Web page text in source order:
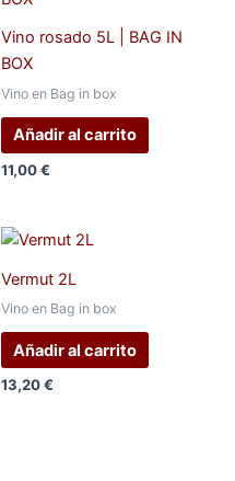
Vino rosado 5L | BAG IN
BOX
Vino en Bag in box
Añadir al carrito
11,00€
Vermut 2L
Vino en Bag in box
Añadir al carrito
13,20€